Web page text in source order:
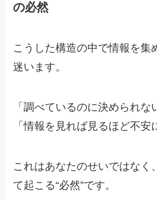
の必然
こうした構造の中で情報を集
迷います。
「調べているのに決められな
「情報を見れば見るほど不安
これはあなたのせいではなく
て起こる“必然”です。